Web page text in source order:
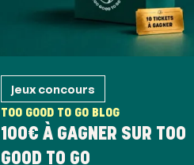
Jeux concours
TOO GOOD TO GO BLOG
100€ À GAGNER SUR TOO
GOOD TO GO